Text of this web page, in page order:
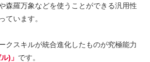
森羅万象などを使うことができる汎用性
ています。
クスキルが統合進化したものが究極能力
)」 です。